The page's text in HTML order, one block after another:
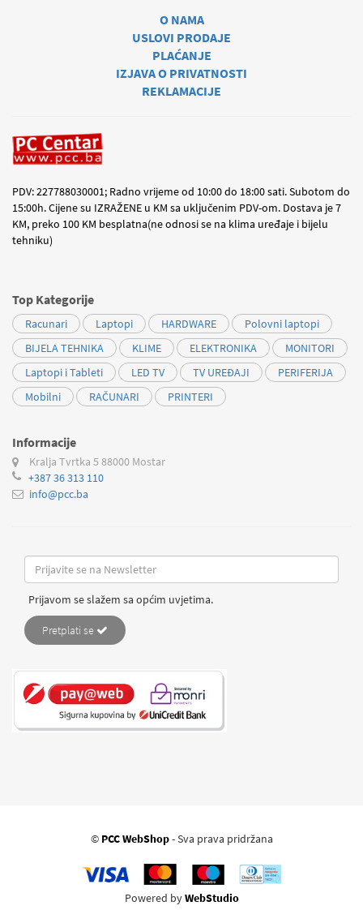
O NAMA
USLOVI PRODAJE
PLAĆANJE
IZJAVA O PRIVATNOSTI
REKLAMACIJE
PDV: 227788030001; Radno vrijeme od 10:00 do 18:00 sati. Subotom do
15:00h. Cijene su IZRAŽENE u KM sa uključenim PDV-om. Dostava je 7
KM, preko 100 KM besplatna(ne odnosi se na klima uređaje i bijelu
tehniku)
Top Kategorije
Racunari Laptopi HARDWARE
Polovni laptopi
BIJELA TEHNIKA
KLIME ELEKTRONIKA
MONITORI
Laptopi i Tableti
LED TV TV UREĐAJI
PERIFERIJA
Mobilni
RAČUNARI PRINTERI
Informacije
Kralja Tvrtka 5 88000 Mostar
+387 36 313 110
info@pcc.ba
Prijavom se slažem sa općim uvjetima.
Pretplati se
© PCC WebShop- Sva prava pridržana
Powered byWebStudio